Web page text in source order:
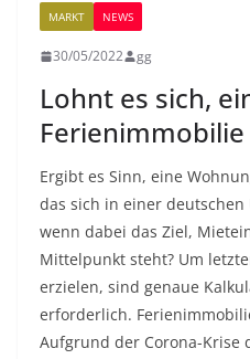
MARKT NEWS
30/05/2022 gg
Lohnt es sich,
Ergibt es Sinn, eine
das sich in einer
wenn dabei das Ziel,
Mittelpunkt steht? Um
erzielen, sind genaue
erforderlich.
Aufgrund der Corona-Krise